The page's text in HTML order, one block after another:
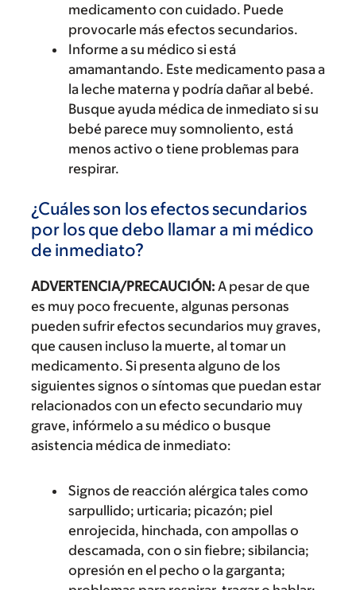
medicamento con cuidado. Puede
provocarle más efectos secundarios.
Informe a su médico si está
amamantando. Este medicamento pasa a
la leche materna y podría dañar al bebé.
Busque ayuda médica de inmediato si su
bebé parece muy somnoliento, está
menos activo o tiene problemas para
respirar.
¿Cuáles son los efectos secundarios
por los que debo llamar a mi médico
de inmediato?
ADVERTENCIA/PRECAUCIÓN: A pesar de que
es muy poco frecuente, algunas personas
pueden sufrir efectos secundarios muy graves,
que causen incluso la muerte, al tomar un
medicamento. Si presenta alguno de los
siguientes signos o síntomas que puedan estar
relacionados con un efecto secundario muy
grave, infórmelo a su médico o busque
asistencia médica de inmediato:
Signos de reacción alérgica tales como
sarpullido; urticaria; picazón; piel
enrojecida, hinchada, con ampollas o
descamada, con o sin fiebre; sibilancia;
opresión en el pecho o la garganta;